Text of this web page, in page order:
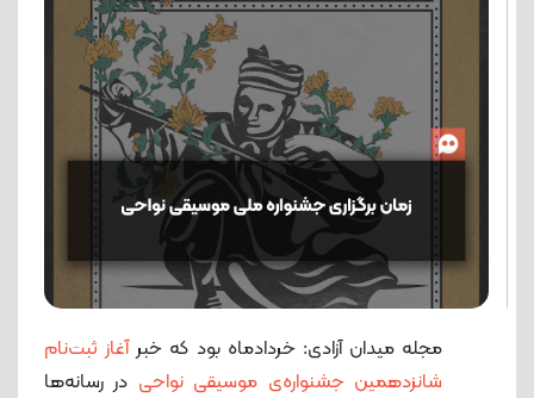
مجله میدان آزادی: خردادماه بود که خبرآغاز ثبت‌نام
شانزدهمین جشنواره‌ی موسیقی نواحی در رسانه‌ها